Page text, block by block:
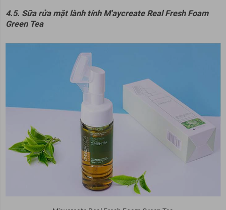
4.5. Sữa rửa mặt lành tính M'aycreate Real Fresh Foam
Green Tea